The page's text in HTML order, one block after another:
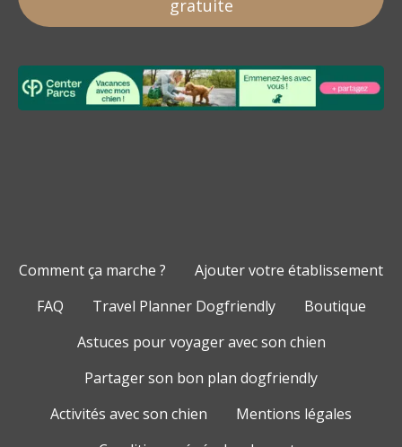
gratuite
Comment ça marche ?
Ajouter votre établissement
FAQ
Travel Planner Dogfriendly
Boutique
Astuces pour voyager avec son chien
Partager son bon plan dogfriendly
Activités avec son chien
Mentions légales